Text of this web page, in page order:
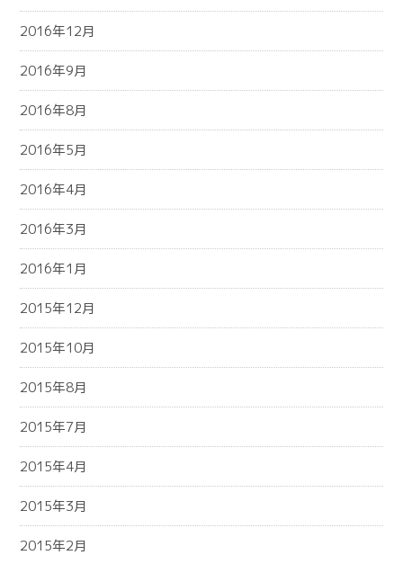
2016年12月
2016年9月
2016年8月
2016年5月
2016年4月
2016年3月
2016年1月
2015年12月
2015年10月
2015年8月
2015年7月
2015年4月
2015年3月
2015年2月